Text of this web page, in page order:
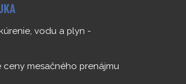
vodu a plyn -
mesačného prenájmu